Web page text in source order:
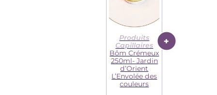
Produits
Capillaires
Bôm Crémeux
250ml- Jardin
d’Orient
L’Envolée des
couleurs